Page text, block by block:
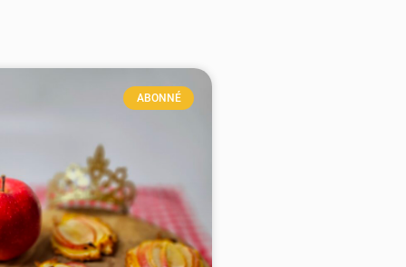
ABONNÉ